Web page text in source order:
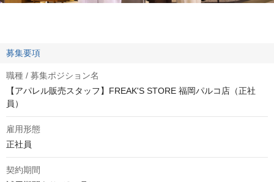
募集要項
職種 / 募集ポジション名
【アパレル販売スタッフ】FREAK'S STORE 福岡パルコ店（正社
員）
雇用形態
正社員
契約期間